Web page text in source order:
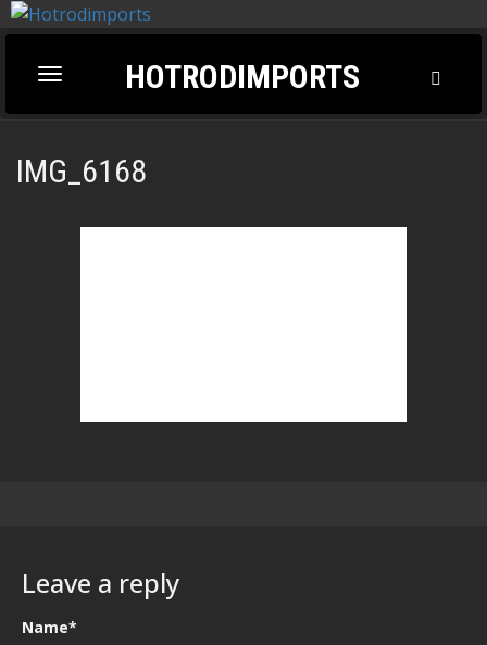
Toggle
navigation
HOTRODIMPORTS
IMG_6168
Leave a reply
Name*